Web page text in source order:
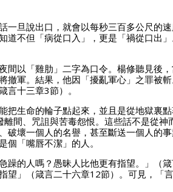
一旦說出口，就會以每秒三百多公尺的
道不但「病從口入」，更是「禍從口出
間以「雞肋」二字為口令。楊修聽見後
撤軍。結果，他因「擾亂軍心」之罪被
言十三章3節）。
把生命的輪子點起來，並且是從地獄裏
間、咒詛與苦毒怨恨。這些話不是從神
破壞一個人的名譽，甚至斷送一個人的
「嘴唇不潔」的人。
的人嗎？愚昧人比他更有指望。」（
望」（箴言二十六章12節）。可見，「